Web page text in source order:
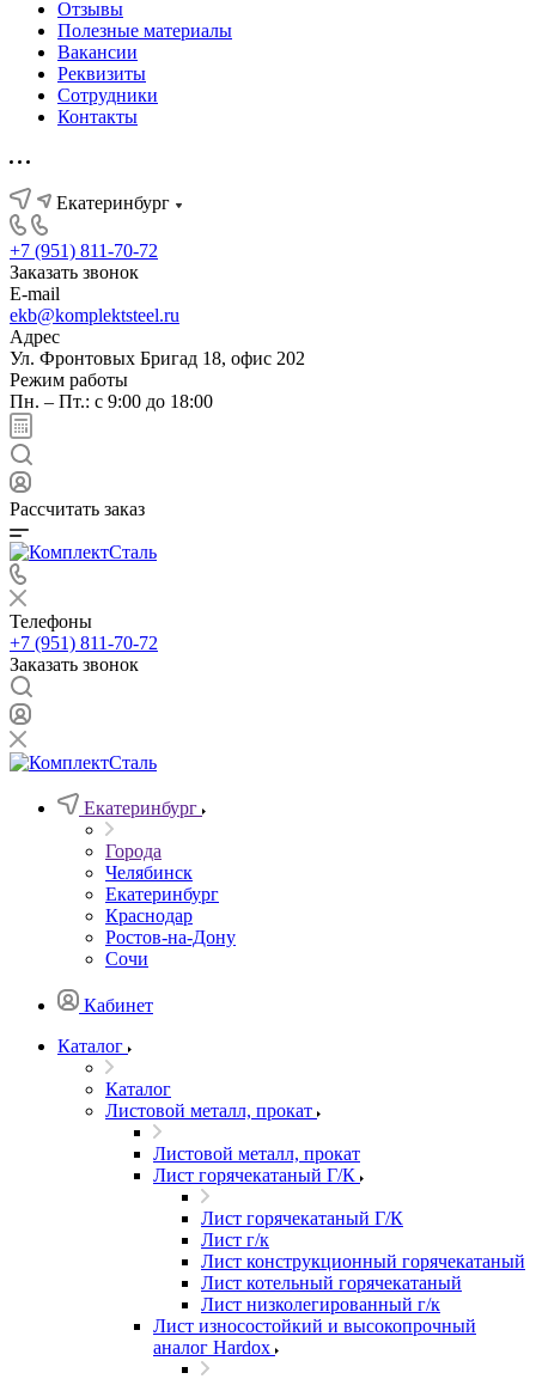
Отзывы
Полезные материалы
Вакансии
Реквизиты
Сотрудники
Контакты
Екатеринбург
+7 (951) 811-70-72
Заказать звонок
E-mail
ekb@komplektsteel.ru
Адрес
Ул. Фронтовых Бригад 18, офис 202
Режим работы
Пн. – Пт.: с 9:00 до 18:00
Рассчитать заказ
Телефоны
+7 (951) 811-70-72
Заказать звонок
Екатеринбург
Города
Челябинск
Екатеринбург
Краснодар
Ростов-на-Дону
Сочи
Кабинет
Каталог
Каталог
Листовой металл, прокат
Листовой металл, прокат
Лист горячекатаный Г/К
Лист горячекатаный Г/К
Лист г/к
Лист конструкционный горячекатаный
Лист котельный горячекатаный
Лист низколегированный г/к
Лист износостойкий и высокопрочный
аналог Hardox